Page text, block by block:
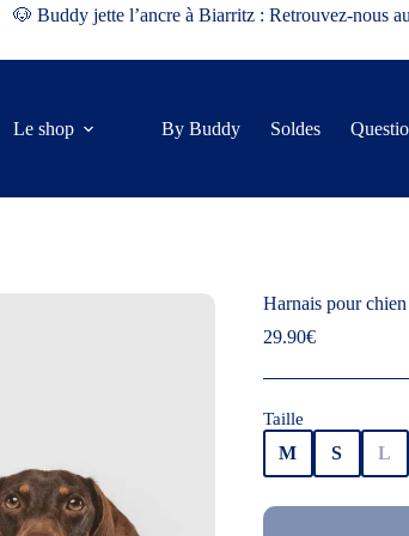
🐶 Buddy jette l’ancre à Biarritz : Retrouvez-nous
Le shop By Buddy Soldes
Harnais pour
29.90€
Taille
M S L